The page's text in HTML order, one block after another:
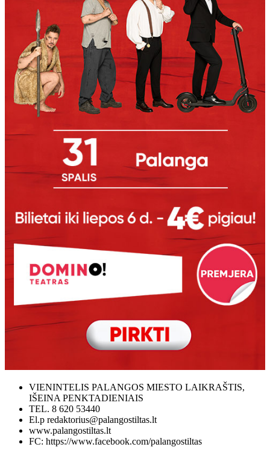
VIENINTELIS PALANGOS MIESTO LAIKRAŠTIS,
IŠEINA PENKTADIENIAIS
TEL. 8 620 53440
El.p redaktorius@palangostiltas.lt
www.palangostiltas.lt
FC: https://www.facebook.com/palangostiltas